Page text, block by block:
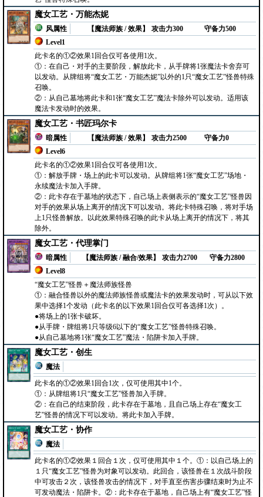
魔女工艺・万能杰妮
风属性
【魔法师族 / 效果】
Level1
攻击力300 守备力500
此卡名的①②效果1回合仅可各使用1次。
①：在自己・对手的主要阶段，解放此卡，从手牌将1张魔法卡舍弃可
以发动。从牌组将“魔女工艺・万能杰妮”以外的1只“魔女工艺”怪兽特殊
召唤。
②：从自己墓地将此卡和1张“魔女工艺”魔法卡除外可以发动。适用该
魔法卡发动时的效果。
魔女工艺・书匠玛尔卡
暗属性
【魔法师族 / 效果】
Level6
攻击力2500 守备力0
此卡名的①②效果1回合仅可各使用1次。
①：解放手牌・场上的此卡可以发动。从牌组将1张“魔女工艺”场地・
永续魔法卡加入手牌。
②：此卡存在于墓地的状态下，自己场上表侧表示的“魔女工艺”怪兽因
对手的效果从场上离开的情况下可以发动。将此卡特殊召唤，将对手场
上1只怪兽解放。以此效果特殊召唤的此卡从场上离开的情况下，将其
除外。
魔女工艺・代理掌门
暗属性
【魔法师族 / 融合/效果】
Level8
攻击力2700 守备力2800
“魔女工艺”怪兽＋魔法师族怪兽
①：融合怪兽以外的魔法师族怪兽或魔法卡的效果发动时，可从以下效
果中选择1个发动（此卡名的以下效果1回合仅可各选择1次）。
●将场上的1张卡破坏。
●从手牌・牌组将1只等级6以下的“魔女工艺”怪兽特殊召唤。
●从自己墓地将1张“魔女工艺”魔法・陷阱卡加入手牌。
魔女工艺・创生
魔法
此卡名的①②效果1回合1次，仅可使用其中1个。
①：从牌组将1只“魔女工艺”怪兽加入手牌。
②：在自己的结束阶段，此卡存在于墓地，且自己场上存在“魔女工
艺”怪兽的情况下可以发动。将此卡加入手牌。
魔女工艺・协作
魔法
此卡名的①②效果１回合１次，仅可使用其中１个。①：以自己场上的
１只“魔女工艺”怪兽为对象可以发动。此回合，该怪兽在１次战斗阶段
中可攻击２次，该怪兽攻击的情况下，对手直至伤害步骤结束时为止不
可发动魔法・陷阱卡。②：此卡存在于墓地，自己场上有“魔女工艺”怪